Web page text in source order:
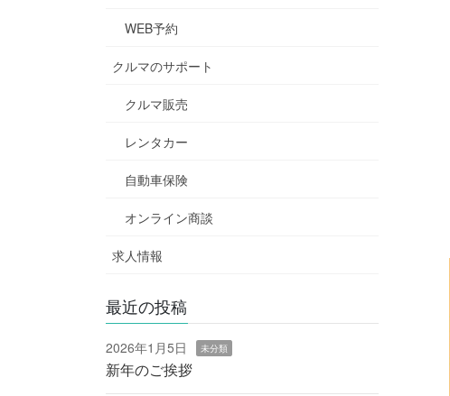
WEB予約
クルマのサポート
クルマ販売
レンタカー
自動車保険
オンライン商談
求人情報
最近の投稿
2026年1月5日 未分類
新年のご挨拶